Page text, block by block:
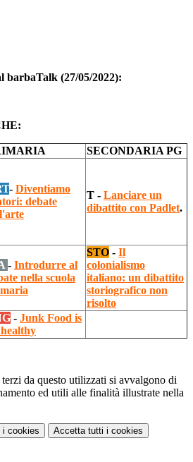
barbaTalk (27/05/2022):
SECONDARIA PG
T- Diventiamo
debate
T - Lanciare un
dibattito con Padlet.
- Introdurre al
nella scuola
STO - Il
colonialismo
italiano: un dibattito
storiografico non
risolto
- Junk Food is
da questo utilizzati si avvalgono di
ed utili alle finalità illustrate nella
i cookies Accetta tutti i cookies